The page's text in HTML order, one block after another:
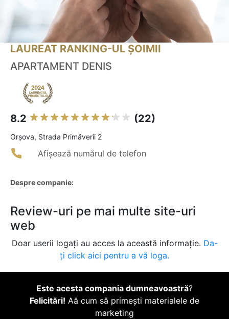
LAUREAT RANKING-UL ȘOIMII
APARTAMENT DENIS
8.2 (22)
Orşova, Strada Primăverii 2
Afișează numărul de telefon
Despre companie:
Review-uri pe mai multe site-uri
web
Doar userii logați au acces la această informație. Da-
ți click aici pentru a vă loga.
Este acesta compania dumneavoastră?
Felicitări! Aă cum să primești materialele de
marketing